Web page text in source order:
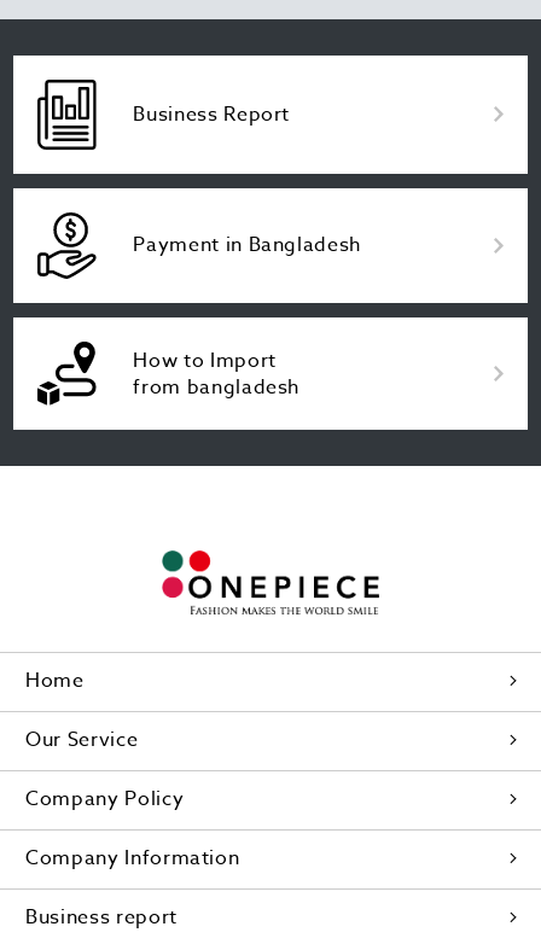
Business Report
Payment in Bangladesh
How to Import
from bangladesh
Home
Our Service
Company Policy
Company Information
Business report